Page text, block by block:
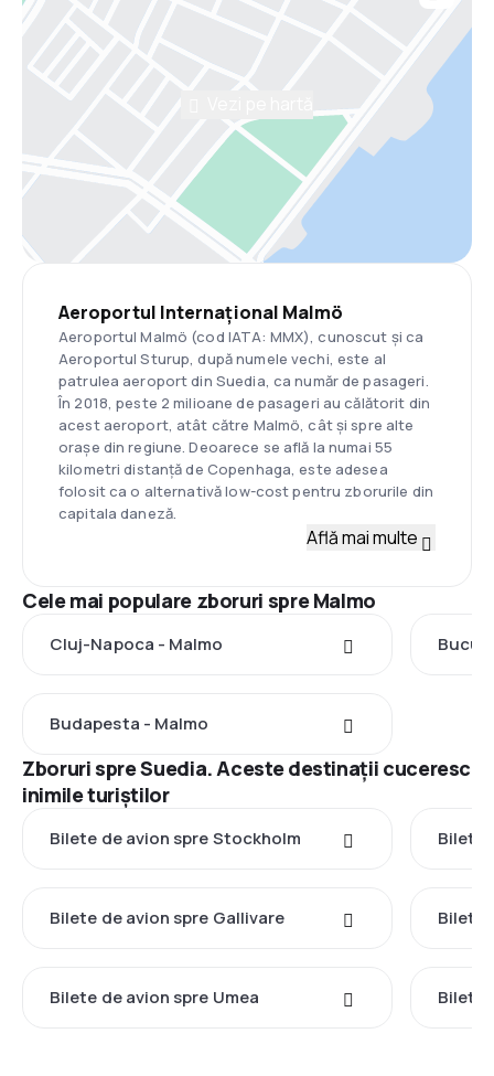
Aeroportul Internațional Malmö
Aeroportul Malmö (cod IATA: MMX), cunoscut și ca
Aeroportul Sturup, după numele vechi, este al
patrulea aeroport din Suedia, ca număr de pasageri.
În 2018, peste 2 milioane de pasageri au călătorit din
acest aeroport, atât către Malmö, cât și spre alte
orașe din regiune. Deoarece se află la numai 55
kilometri distanță de Copenhaga, este adesea
folosit ca o alternativă low-cost pentru zborurile din
capitala daneză.
Află mai multe
Cele mai populare zboruri spre Malmo
Cluj-Napoca - Malmo
Budapesta - Malmo
Zboruri spre Suedia. Aceste destinații cuceresc
inimile turiștilor
Bilete de avion spre Stockholm Bilete
Bilete de avion spre Gallivare Bilete
Bilete de avion spre Umea Bilete